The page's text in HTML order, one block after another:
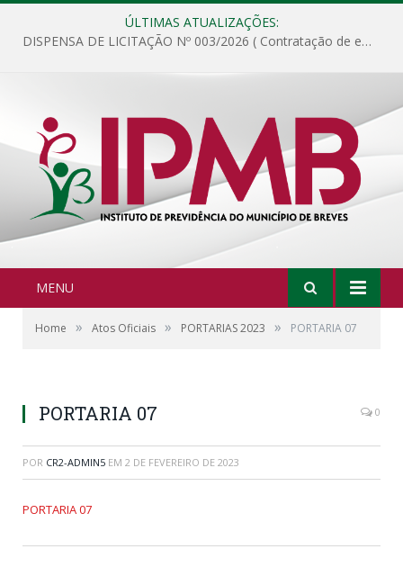
ÚLTIMAS ATUALIZAÇÕES:
DISPENSA DE LICITAÇÃO Nº 003/2026 ( Contratação de empresa para fornecimento de gêneros alimentícios não perecíveis, materiais de expediente, descartáveis, copa e cozinha, para análise e posterior publicação.)
MENU
Home » Atos Oficiais » PORTARIAS 2023 » PORTARIA 07
PORTARIA 07 0
POR CR2-ADMIN5 EM 2 DE FEVEREIRO DE 2023
PORTARIA 07